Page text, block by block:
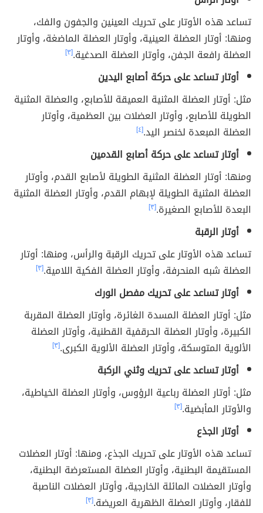
تساعد هذه الأوتار على تحريك العينين والجفون والفك،
ومنها: أوتار العضلة العينية، وأوتار العضلة الماضغة، وأوتار
العضلة رافعة الجفن، وأوتار العضلة الصدغية.[٣]
أوتار تساعد على حركة أصابع اليدين
مثل: أوتار العضلة المثنية العميقة للأصابع، والعضلة المثنية
الطويلة للأصابع، وأوتار العضلات بين العظمية، وأوتار
العضلة المبعدة لخنصر اليد.[٤]
أوتار تساعد على حركة أصابع القدمين
ومنها: أوتار العضلة المثنية الطويلة لأصابع القدم، وأوتار
العضلة المثنية الطويلة لإبهام القدم، وأوتار العضلة المثنية
البعدة للأصابع الصغيرة.[٣]
أوتار الرقبة
تساعد هذه الأوتار على تحريك الرقبة والرأس، ومنها: أوتار
العضلة شبه المنحرفة، وأوتار العضلة الفكية اللامية.[٣]
أوتار تساعد على تحريك مفصل الورك
مثل: أوتار العضلة المسدة الغائرة، وأوتار العضلة المقربة
الكبيرة، وأوتار العضلة الحرقفية القطنية، وأوتار العضلة
الألوية المتوسكة، وأوتار العضلة الألوية الكبرى.[٣]
أوتار تساعد على تحريك وثني الركبة
مثل: أوتار العضلة رباعية الرؤوس، وأوتار العضلة الخياطية،
والأوتار المأبضية.[٣]
أوتار الجذع
تساعد هذه الأوتار على تحريك الجذع، ومنها: أوتار العضلات
المستقيمة البطنية، وأوتار العضلة المستعرضة البطنية،
وأوتار العضلات المائلة الخارجية، وأوتار العضلات الناصبة
للفقار، وأوتار العضلة الظهرية العريضة.[٣]